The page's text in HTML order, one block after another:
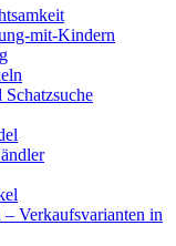
mit-Kindern
Verkaufsvarianten in